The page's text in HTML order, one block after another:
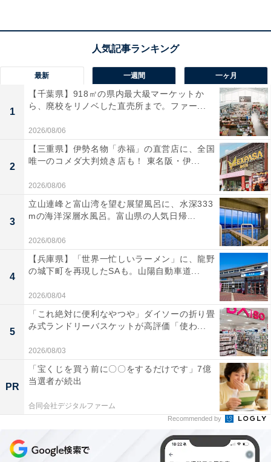
・宝くじを購入する
・入籍や結婚式をする
・習い事を始める
一粒万倍日は、“小さな一歩”を大きな未来へと育ててく
れる日なので、「いつかやろう」と思っていたことを、
小さくてもいいので始めてみるのがおすすめです。
次ページ
「一粒万倍日」にやらない方がい
こちらもおすすめ
3月5日は年内唯一の大開運日！ 天赦日ほか“4大
吉日”が重なる奇跡的な「金運最高潮デー」の過
最新 一週間 一ヶ月
1
【千葉県】918㎡の県内最大級マーケットか
ら、廃校をリノベした直売所まで。ファー...
2026/08/06
2
【三重県】伊勢名物「赤福」の直営店に、全国
唯一のコメダ大判焼き店も！ 東名阪・伊...
2026/08/06
3
立山連峰と富山湾を望む展望風呂に、水深333
mの海洋深層水風呂。富山県の人気日帰...
2026/08/06
4
【兵庫県】「世界一忙しいラーメン」に、龍野
の城下町を再現したSAも。山陽自動車道...
2026/08/04
5
「これ絶対に便利なやつや」ダイソーの折り畳
み式ランドリーバスケットが高評価「使わ...
2026/08/03
PR
「宝くじを買う前に〇〇をするだけです」7億
当選者が続出
合同会社デジタルファーム
Recommended by